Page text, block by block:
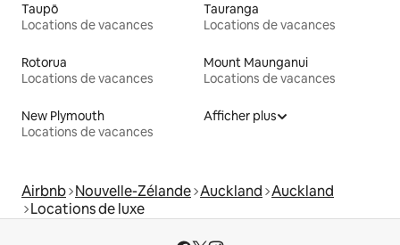
Taupō
Locations de vacances
Tauranga
Locations de vacances
Rotorua
Locations de vacances
Mount Maunganui
Locations de vacances
New Plymouth
Locations de vacances
Afficher plus
Airbnb Nouvelle-Zélande Auckland Auckland
Locations de luxe